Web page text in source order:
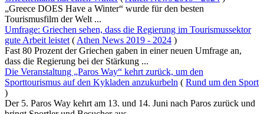
„Greece DOES Have a Winter“ wurde für den besten
Tourismusfilm der Welt ...
Umfrage: Griechen sehen, dass die Regierung im Tourismussektor
gute Arbeit leistet ( Athen News 2019 - 2024 )
Fast 80 Prozent der Griechen gaben in einer neuen Umfrage an,
dass die Regierung bei der Stärkung ...
Die Veranstaltung „Paros Way“ kehrt zurück, um den
Sporttourismus auf den Kykladen anzukurbeln ( Rund um den Sport
)
Der 5. Paros Way kehrt am 13. und 14. Juni nach Paros zurück und